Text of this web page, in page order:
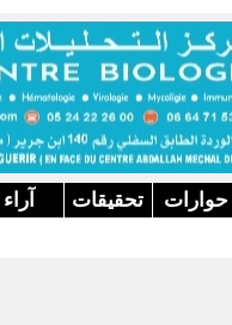
حوارات تحقيقات آراء